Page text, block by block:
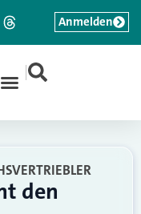
|
Anmelden
den